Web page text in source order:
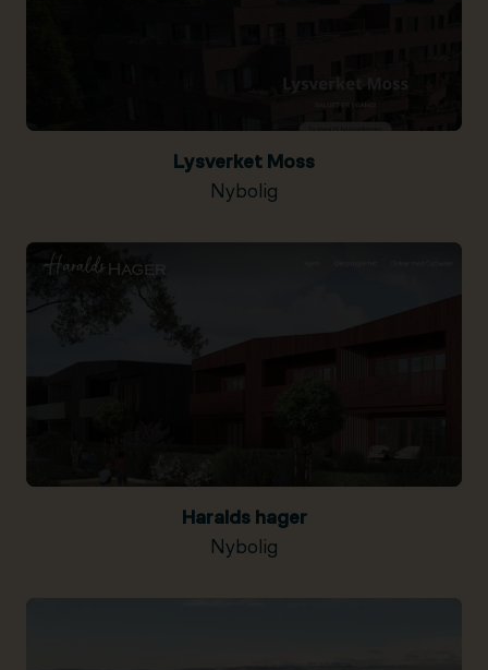
Lysverket Moss
Nybolig
Haralds hager
Nybolig